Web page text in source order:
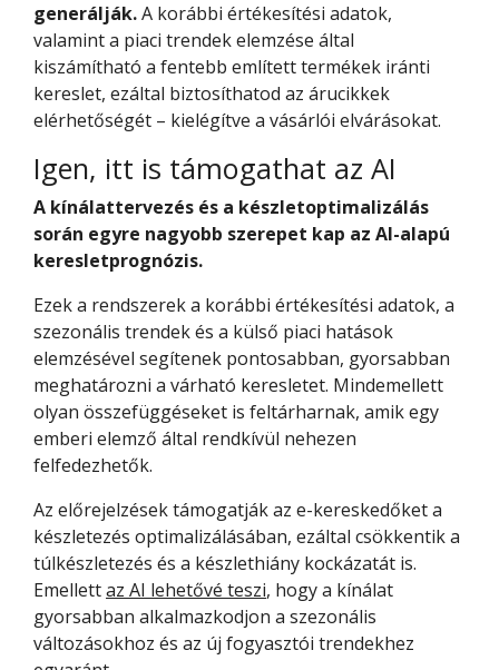
generálják.A korábbi értékesítési adatok,
valamint a piaci trendek elemzése által
kiszámítható a fentebb említett termékek iránti
kereslet, ezáltal biztosíthatod az árucikkek
elérhetőségét – kielégítve a vásárlói elvárásokat.
Igen, itt is támogathat az AI
A kínálattervezés és a készletoptimalizálás
során egyre nagyobb szerepet kap az AI-alapú
keresletprognózis.
Ezek a rendszerek a korábbi értékesítési adatok, a
szezonális trendek és a külső piaci hatások
elemzésével segítenek pontosabban, gyorsabban
meghatározni a várható keresletet. Mindemellett
olyan összefüggéseket is feltárharnak, amik egy
emberi elemző által rendkívül nehezen
felfedezhetők.
Az előrejelzések támogatják az e-kereskedőket a
készletezés optimalizálásában, ezáltal csökkentik a
túlkészletezés és a készlethiány kockázatát is.
Emellettaz AI lehetővé teszi, hogy a kínálat
gyorsabban alkalmazkodjon a szezonális
változásokhoz és az új fogyasztói trendekhez